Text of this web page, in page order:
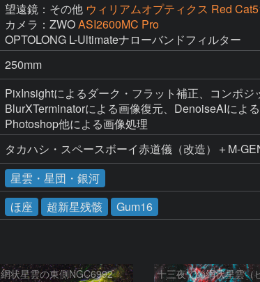
望遠鏡：その他 ウィリアムオプティクス Red
カメラ：ZWOASI2600MC Pro
OPTOLONG L-Ultimateナローバンドフィルター
250mm
PixInsightによるダーク・フラット補正、コンポジ
BlurXTerminatorによる画像復元、DenoiseAIによ
Photoshop他による画像処理
タカハシ・スペースボーイ赤道儀（改造）＋M-
星雲・星団・銀河
ほ座 超新星残骸 Gum16
網状星雲の東側NGC6992